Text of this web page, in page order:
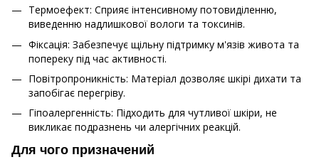
Термоефект: Сприяє інтенсивному потовиділенню,
виведенню надлишкової вологи та токсинів.
Фіксація: Забезпечує щільну підтримку м'язів живота та
попереку під час активності.
Повітропроникність: Матеріал дозволяє шкірі дихати та
запобігає перегріву.
Гіпоалергенність: Підходить для чутливої шкіри, не
викликає подразнень чи алергічних реакцій.
Для чого призначений